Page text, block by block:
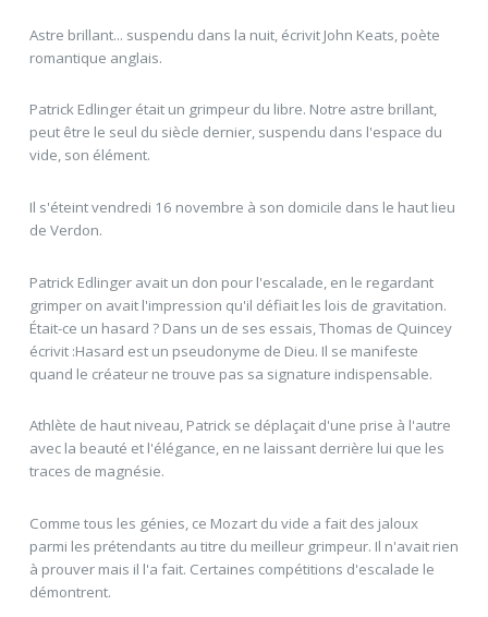
Astre brillant... suspendu dans la nuit, écrivit John Keats, poète
romantique anglais.
Patrick Edlinger était un grimpeur du libre. Notre astre brillant,
peut être le seul du siècle dernier, suspendu dans l'espace du
vide, son élément.
Il s'éteint vendredi 16 novembre à son domicile dans le haut lieu
de Verdon.
Patrick Edlinger avait un don pour l'escalade, en le regardant
grimper on avait l'impression qu'il défiait les lois de gravitation.
Était-ce un hasard ? Dans un de ses essais, Thomas de Quincey
écrivit :Hasard est un pseudonyme de Dieu. Il se manifeste
quand le créateur ne trouve pas sa signature indispensable.
Athlète de haut niveau, Patrick se déplaçait d'une prise à l'autre
avec la beauté et l'élégance, en ne laissant derrière lui que les
traces de magnésie.
Comme tous les génies, ce Mozart du vide a fait des jaloux
parmi les prétendants au titre du meilleur grimpeur. Il n'avait rien
à prouver mais il l'a fait. Certaines compétitions d'escalade le
démontrent.